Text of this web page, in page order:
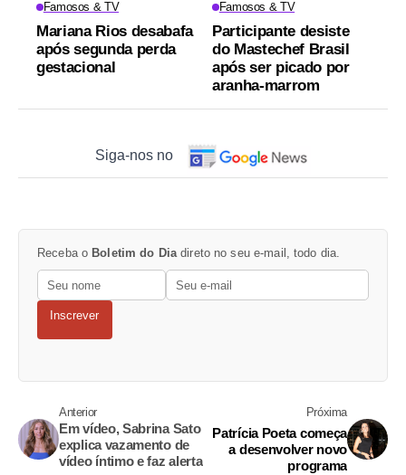
Famosos & TV
Mariana Rios desabafa
após segunda perda
gestacional
Famosos & TV
Participante desiste
do Mastechef Brasil
após ser picado por
aranha-marrom
Siga-nos no
Receba o Boletim do Dia direto no seu e-mail, todo dia.
Inscrever
Anterior
Em vídeo, Sabrina Sato
explica vazamento de
vídeo íntimo e faz alerta
Próxima
Patrícia Poeta começa
a desenvolver novo
programa